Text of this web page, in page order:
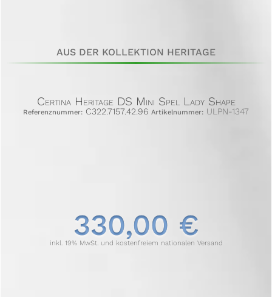
AUS DER KOLLEKTION HERITAGE
Certina Heritage DS Mini Spel Lady Shape
Referenznummer: C322.7157.42.96 Artikelnummer: ULPN-1347
330,00 €
inkl. 19% MwSt. und kostenfreiem nationalen Versand